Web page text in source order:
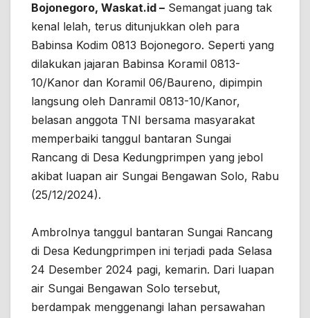
Bojonegoro, Waskat.id – Semangat juang tak
kenal lelah, terus ditunjukkan oleh para
Babinsa Kodim 0813 Bojonegoro. Seperti yang
dilakukan jajaran Babinsa Koramil 0813-
10/Kanor dan Koramil 06/Baureno, dipimpin
langsung oleh Danramil 0813-10/Kanor,
belasan anggota TNI bersama masyarakat
memperbaiki tanggul bantaran Sungai
Rancang di Desa Kedungprimpen yang jebol
akibat luapan air Sungai Bengawan Solo, Rabu
(25/12/2024).
Ambrolnya tanggul bantaran Sungai Rancang
di Desa Kedungprimpen ini terjadi pada Selasa
24 Desember 2024 pagi, kemarin. Dari luapan
air Sungai Bengawan Solo tersebut,
berdampak menggenangi lahan persawahan